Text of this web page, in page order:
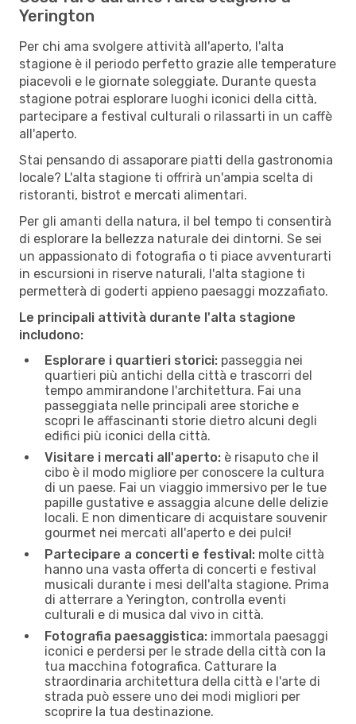
Yerington
Per chi ama svolgere attività all'aperto, l'alta
stagione è il periodo perfetto grazie alle temperature
piacevoli e le giornate soleggiate. Durante questa
stagione potrai esplorare luoghi iconici della città,
partecipare a festival culturali o rilassarti in un caffè
all'aperto.
Stai pensando di assaporare piatti della gastronomia
locale? L'alta stagione ti offrirà un'ampia scelta di
ristoranti, bistrot e mercati alimentari.
Per gli amanti della natura, il bel tempo ti consentirà
di esplorare la bellezza naturale dei dintorni. Se sei
un appassionato di fotografia o ti piace avventurarti
in escursioni in riserve naturali, l'alta stagione ti
permetterà di goderti appieno paesaggi mozzafiato.
Le principali attività durante l'alta stagione
includono:
Esplorare i quartieri storici: passeggia nei
quartieri più antichi della città e trascorri del
tempo ammirandone l'architettura. Fai una
passeggiata nelle principali aree storiche e
scopri le affascinanti storie dietro alcuni degli
edifici più iconici della città.
Visitare i mercati all'aperto: è risaputo che il
cibo è il modo migliore per conoscere la cultura
di un paese. Fai un viaggio immersivo per le tue
papille gustative e assaggia alcune delle delizie
locali. E non dimenticare di acquistare souvenir
gourmet nei mercati all'aperto e dei pulci!
Partecipare a concerti e festival: molte città
hanno una vasta offerta di concerti e festival
musicali durante i mesi dell'alta stagione. Prima
di atterrare a Yerington, controlla eventi
culturali e di musica dal vivo in città.
Fotografia paesaggistica: immortala paesaggi
iconici e perdersi per le strade della città con la
tua macchina fotografica. Catturare la
straordinaria architettura della città e l'arte di
strada può essere uno dei modi migliori per
scoprire la tua destinazione.